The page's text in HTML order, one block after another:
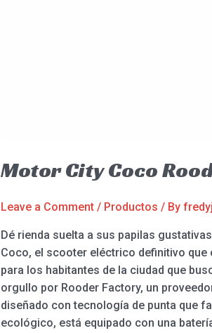
Motor City Coco
Leave a Comment / Productos / By
Dé rienda suelta a sus papilas
Coco, el scooter eléctrico definitivo
para los habitantes de la ciudad que
orgullo por Rooder Factory, un
diseñado con tecnología de punta que
ecológico, está equipado con una